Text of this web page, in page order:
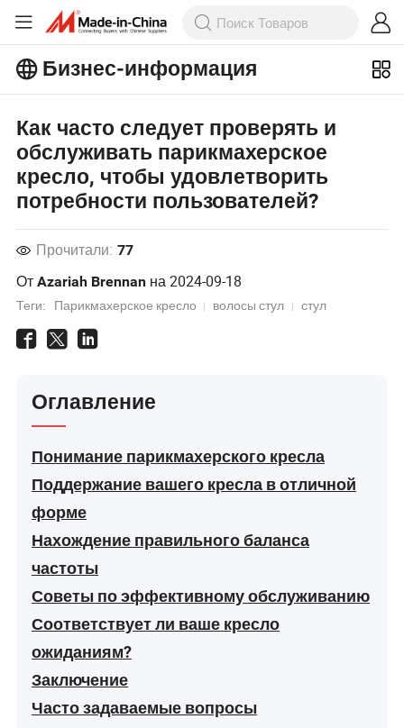
Бизнес-информация
популярными статьями на Бизнес-
информация!
Просмотреть Больше
Как часто следует проверять и
обслуживать парикмахерское
кресло, чтобы удовлетворить
потребности пользователей?
Прочитали: 77
ОтAzariah Brennan на2024-09-18
Теги: Парикмахерское кресло волосы стул стул
Оглавление
Понимание парикмахерского кресла
Поддержание вашего кресла в отличной
форме
Нахождение правильного баланса
частоты
Советы по эффективному обслуживанию
Соответствует ли ваше кресло
ожиданиям?
Заключение
Часто задаваемые вопросы